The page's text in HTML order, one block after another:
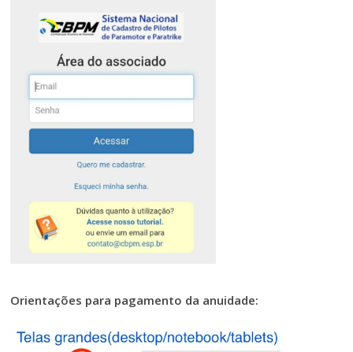
Orientações para pagamento da anuidade: